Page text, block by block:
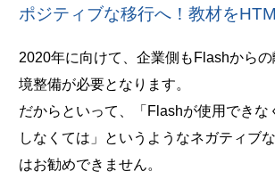
ポジティブな移行へ！教材を
2020年に向けて、企業側もFlashから
境整備が必要となります。
だからといって、「Flashが使用できな
しなくては」というようなネガティブ
はお勧めできません。